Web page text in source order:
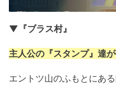
▼『ブラス村』
主人公の『スタンプ』達
エントツ山のふもとにあ